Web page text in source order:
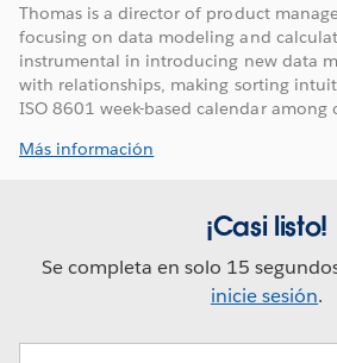
Thomas is a director of product
focusing on data modeling and
instrumental in introducing new data
with relationships, making sorting
ISO 8601 week-based calendar among
Más información
¡Casi listo!
Se completa en solo 15
inicie sesión.